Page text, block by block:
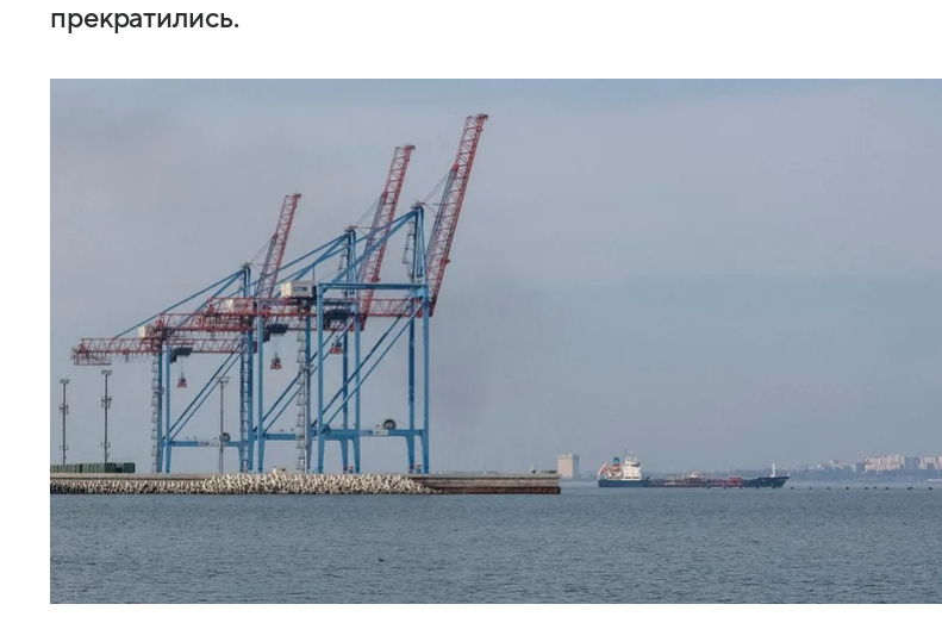
прекратились.